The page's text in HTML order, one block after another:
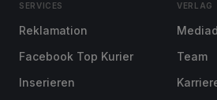
SERVICES
Reklamation
Facebook Top Kurier
Inserieren
VERLAG
Team